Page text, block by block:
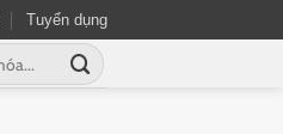
Tuyển dụng